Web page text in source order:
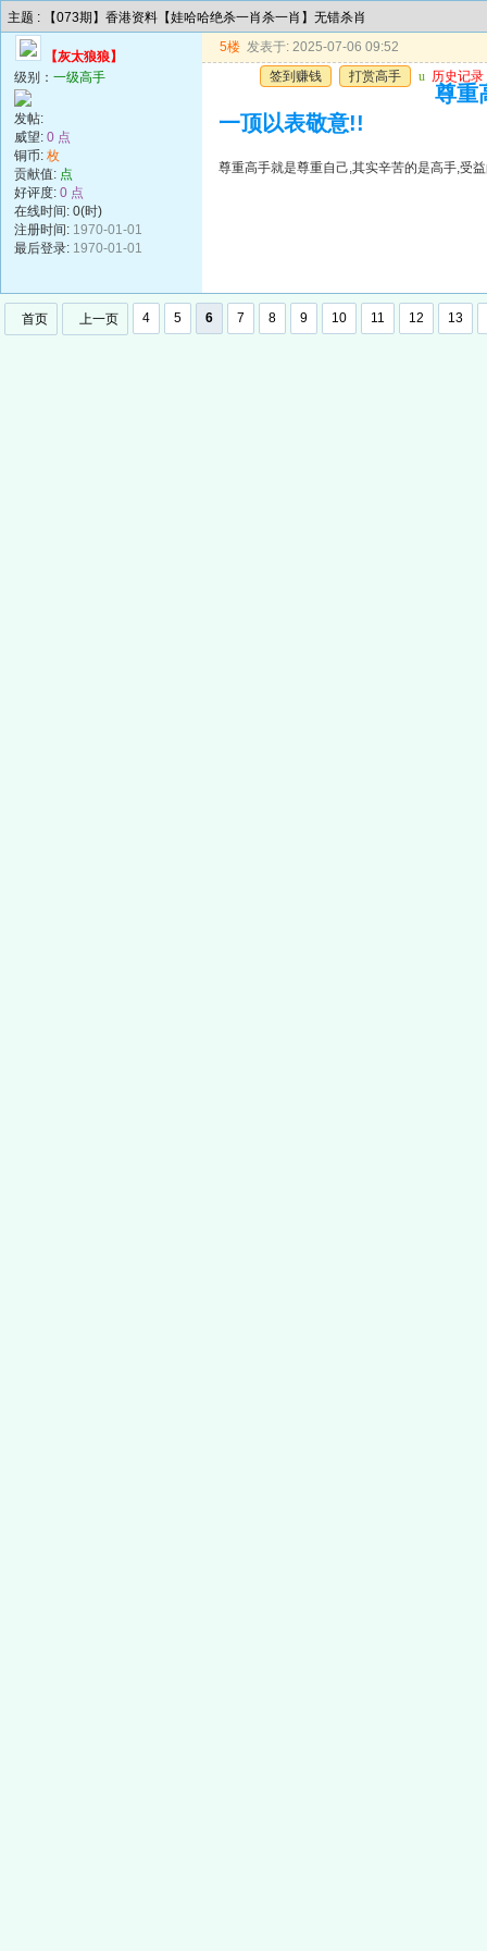
主题 : 【073期】香港资料【娃哈哈绝杀一肖杀一肖】无错杀肖
【灰太狼狼】
级别： 一级高手
发帖:
威望: 0 点
铜币: 枚
贡献值: 点
好评度: 0 点
在线时间: 0(时)
注册时间: 1970-01-01
最后登录: 1970-01-01
5楼 发表于: 2025-07-06 09:52
签到赚钱
打赏高手 u 历史记录
尊重
一顶以表敬意!!
尊重高手就是尊重自己,其实辛苦的是高手,受
首页 上一页 4 5 6 7 8 9 10 11 12 13